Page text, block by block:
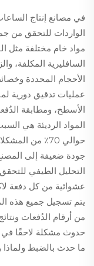
في مصانع إنتاج
الواردات للتحقق من
مواد خام مختلفة مثل
السافليرية المكلفة،
الأحجام المحددة
عمليات تدقيق دورية
الأسطح، ومطابقة
المواد الرديئة هي
حوالي 70٪ من
جودة ضعيفة إلى
التحليل الطيفي
عشوائية من كل دفعة
يتم تسجيل جميع هذه
من أرقام الدُفعات
حدوث مشكلة لاحقًا في
ما حدث بالضبط ولماذا